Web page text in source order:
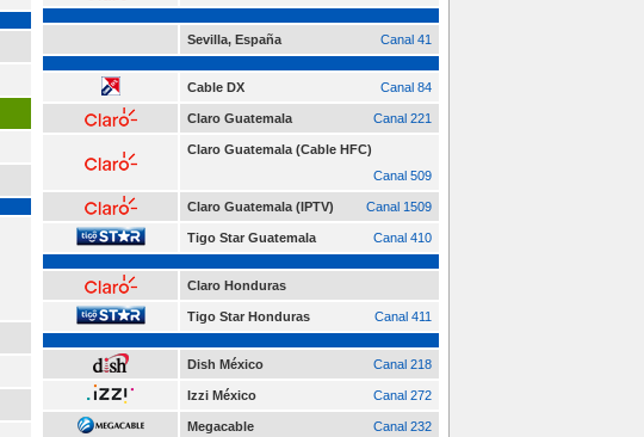
Sevilla, España Canal 41
Cable DX Canal 84
Claro Guatemala Canal 221
Claro Guatemala (Cable HFC)
Canal 509
Claro Guatemala (IPTV) Canal 1509
Tigo Star Guatemala Canal 410
Claro Honduras
Tigo Star Honduras Canal 411
Dish México Canal 218
Izzi México Canal 272
Megacable Canal 232